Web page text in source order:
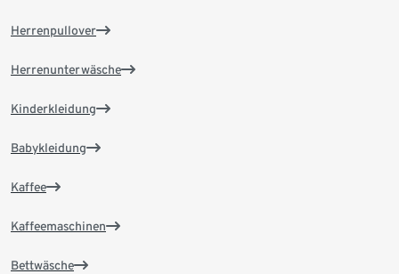
Herrenpullover
Herrenunterwäsche
Kinderkleidung
Babykleidung
Kaffee
Kaffeemaschinen
Bettwäsche